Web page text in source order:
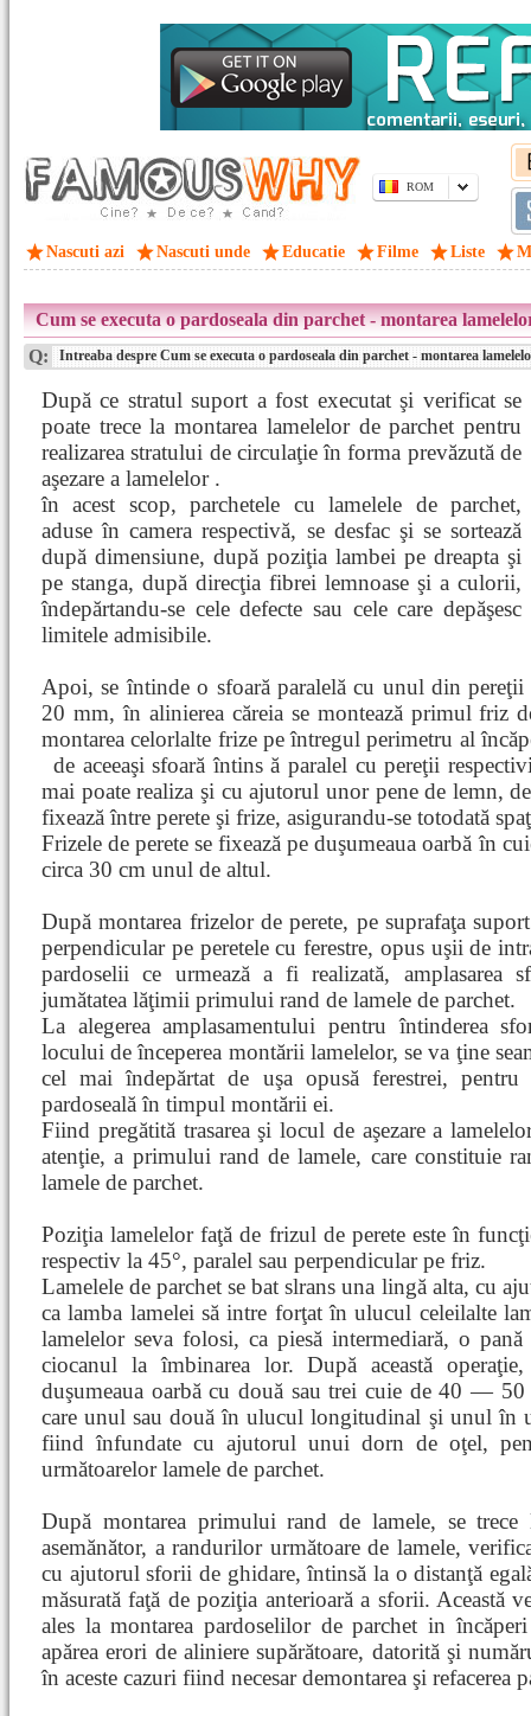
ROM
Nascuti azi Nascuti unde Educatie Filme Liste
Cum se executa o pardoseala din parchet - montarea
Q: Intreaba despre Cum se executa o pardoseala din parchet - montarea
După ce stratul suport a fost executat şi verificat se
poate trece la montarea lamelelor de parchet pentru
realizarea stratului de circulaţie în forma prevăzută de
aşezare a lamelelor .
în acest scop, parchetele cu lamelele de parchet,
aduse în camera respectivă, se desfac şi se sortează
după dimensiune, după poziţia lambei pe dreapta şi
pe stanga, după direcţia fibrei lemnoase şi a culorii,
îndepărtandu-se cele defecte sau cele care depăşesc
limitele admisibile.
Apoi, se întinde o sfoară paralelă cu unul din
20 mm, în alinierea căreia se montează primul friz
montarea celorlalte frize pe întregul perimetru al
de aceeaşi sfoară întinsă paralel cu pereţii
mai poate realiza şi cu ajutorul unor pene de lemn,
fixează între perete şi frize, asigurandu-se totodată
Frizele de perete se fixează pe duşumeaua oarbă în
circa 30 cm unul de altul.
După montarea frizelor de perete, pe suprafaţa
perpendicular pe peretele cu ferestre, opus uşii de
pardoselii ce urmează a fi realizată, amplasarea
jumătatea lăţimii primului rand de lamele de parchet.
La alegerea amplasamentului pentru întinderea
locului de începerea montării lamelelor, se va ţine
cel mai îndepărtat de uşa opusă ferestrei,
pardoseală în timpul montării ei.
Fiind pregătită trasarea şi locul de aşezare a
atenţie, a primului rand de lamele, care constituie
lamele de parchet.
Poziţia lamelelor faţă de frizul de perete este în
respectiv la 45°, paralel sau perpendicular pe friz.
Lamelele de parchet se bat slrans una lingă alta, cu
ca lamba lamelei să intre forţat în ulucul celeilalte
lamelelor seva folosi, ca piesă intermediară, o
ciocanul la îmbinarea lor. După această
duşumeaua oarbă cu două sau trei cuie de 40 —
care unul sau două în ulucul longitudinal şi unul în
fiind înfundate cu ajutorul unui dorn de oţel,
următoarelor lamele de parchet.
După montarea primului rand de lamele, se
asemănător, a randurilor următoare de lamele,
cu ajutorul sforii de ghidare, întinsă la o distanţă
măsurată faţă de poziţia anterioară a sforii. Această
ales la montarea pardoselilor de parchet in
apărea erori de aliniere supărătoare, datorită şi
în aceste cazuri fiind necesar demontarea şi refacerea